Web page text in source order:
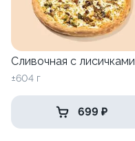
Сливочная с лисичками
±604 г
699 ₽